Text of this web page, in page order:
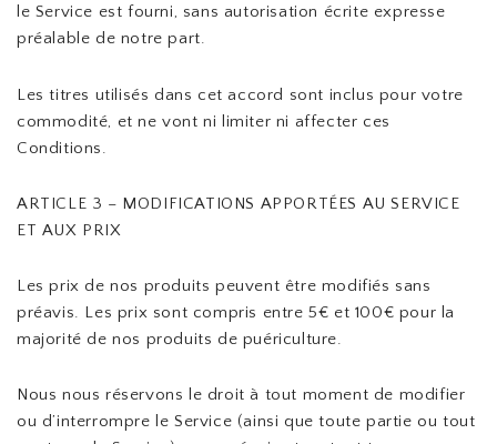
le Service est fourni, sans autorisation écrite expresse
préalable de notre part.
Les titres utilisés dans cet accord sont inclus pour votre
commodité, et ne vont ni limiter ni affecter ces
Conditions.
ARTICLE 3 – MODIFICATIONS APPORTÉES AU SERVICE
ET AUX PRIX
Les prix de nos produits peuvent être modifiés sans
préavis. Les prix sont compris entre 5€ et 100€ pour la
majorité de nos produits de puériculture.
Nous nous réservons le droit à tout moment de modifier
ou d’interrompre le Service (ainsi que toute partie ou tout